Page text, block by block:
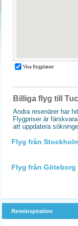
Billiga flyg till
Andra resenärer har
Flygpriser är
att uppdatera
Flyg från
Flyg från Göteborg
Reseinspiration